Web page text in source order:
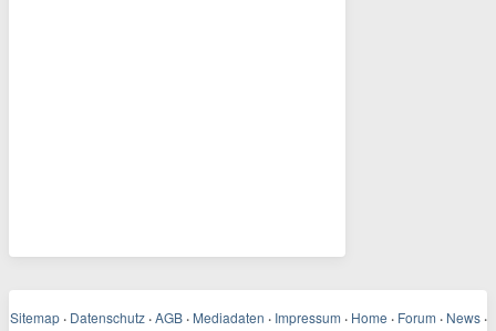
Sitemap · Datenschutz · AGB · Mediadaten · Impressum · Home · Forum · News ·